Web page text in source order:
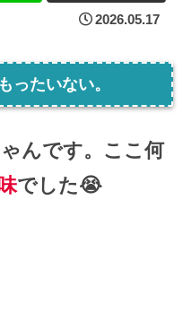
2026.05.17
ったいない。
んです。ここ何
でした😭